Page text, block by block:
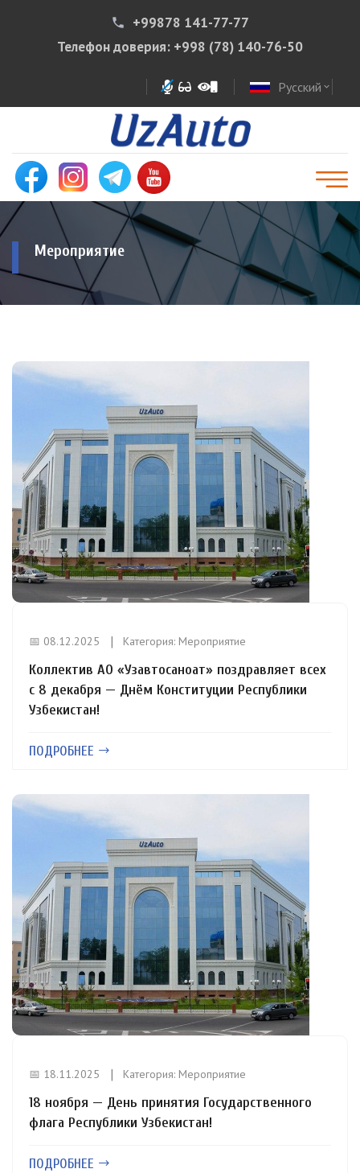
phone
+99878 141-77-77
Телефон доверия: +998 (78) 140-76-50
Русский expand_more
Мероприятие
📅 08.12.2025 Категория: Мероприятие
Коллектив АО «Узавтосаноат» поздравляет всех
с 8 декабря — Днём Конституции Республики
Узбекистан!
ПОДРОБНЕЕ
📅 18.11.2025 Категория: Мероприятие
18 ноября — День принятия Государственного
флага Республики Узбекистан!
ПОДРОБНЕЕ